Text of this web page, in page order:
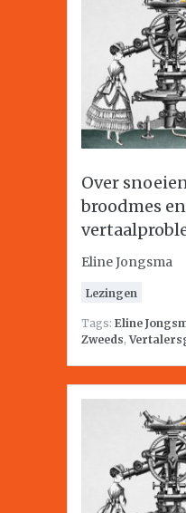
Over
broodmes
Eline Jongsma
Lezingen
Tags: Eline
Zweeds,